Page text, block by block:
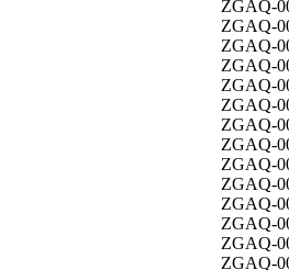
ZGAQ-
ZGAQ-
ZGAQ-
ZGAQ-
ZGAQ-
ZGAQ-
ZGAQ-
ZGAQ-
ZGAQ-
ZGAQ-
ZGAQ-
ZGAQ-
ZGAQ-
ZGAQ-